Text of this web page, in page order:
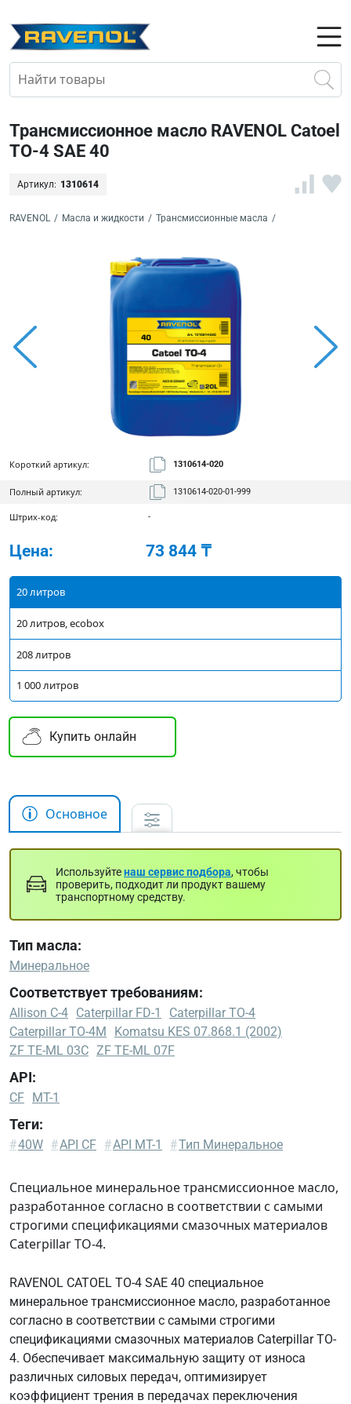
Трансмиссионное масло RAVENOL Catoel
TO-4 SAE 40
Артикул: 1310614
RAVENOL / Масла и жидкости / Трансмиссионные масла /
Короткий артикул: 1310614-020
Полный артикул: 1310614-020-01-999
Штрих-код: -
Цена: 73 844 ₸
20 литров
20 литров, ecobox
208 литров
1 000 литров
Купить онлайн
Основное
Используйтенаш сервис подбора, чтобы
проверить, подходит ли продукт вашему
транспортному средству.
Тип масла:
Минеральное
Соответствует требованиям:
Allison C-4 Caterpillar FD-1
Caterpillar TO-4
Caterpillar TO-4M
Komatsu KES 07.868.1 (2002)
ZF TE-ML 03C ZF TE-ML 07F
API:
CF MT-1
Allison
Caterpillar
FD-1
Caterpillar
TO-4
TO-4M
Komatsu
KES
07.868.1
(2002)
ZF
TE-
Теги:
#40W #API CF #API MT-1 #Тип Минеральное
Специальное минеральное трансмиссионное масло,
разработанное согласно в соответствии с самыми
строгими спецификациями смазочных материалов
Caterpillar TO-4.
RAVENOL CATOEL TO-4 SAE 40 специальное
минеральное трансмиссионное масло, разработанное
согласно в соответствии с самыми строгими
спецификациями смазочных материалов Caterpillar TO-
4. Обеспечивает максимальную защиту от износа
различных силовых передач, оптимизирует
коэффициент трения в передачах переключения